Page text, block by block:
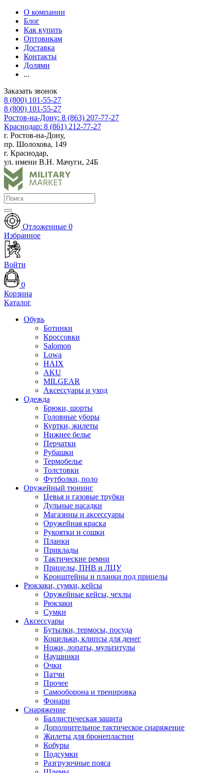
О компании
Блог
Как купить
Оптовикам
Доставка
Контакты
Долями
...
Заказать звонок
8 (800) 101-55-27
8 (800) 101-55-27
Ростов-на-Дону: 8 (863) 207-77-27
Краснодар: 8 (861) 212-77-27
г. Ростов-на-Дону,
пр. Шолохова, 149
г. Краснодар,
ул. имени В.Н. Мачуги, 24Б
Отложенные 0
Избранное
Войти
0
Корзина
Каталог
Обувь
Ботинки
Кроссовки
Salomon
Lowa
HAIX
AKU
MILGEAR
Аксессуары и уход
Одежда
Брюки, шорты
Головные уборы
Куртки, жилеты
Нижнее белье
Перчатки
Рубашки
Термобелье
Толстовки
Футболки, поло
Оружейный тюнинг
Цевья и газовые трубки
Дульные насадки
Магазины и аксессуары
Оружейная краска
Рукоятки и сошки
Планки
Приклады
Тактические ремни
Прицелы, ПНВ и ЛЦУ
Кронштейны и планки под прицелы
Рюкзаки, сумки, кейсы
Оружейные кейсы, чехлы
Рюкзаки
Сумки
Аксессуары
Бутылки, термосы, посуда
Кошельки, клипсы для денег
Ножи, лопаты, мультитулы
Наушники
Очки
Патчи
Прочее
Самооборона и тренировка
Фонари
Снаряжение
Баллистическая защита
Дополнительное тактическое снаряжение
Жилеты для бронепластин
Кобуры
Подсумки
Разгрузочные пояса